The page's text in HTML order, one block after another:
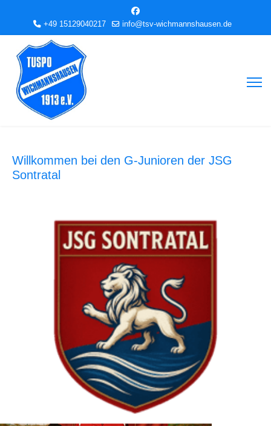
+49 15129040217 info@tsv-wichmannshausen.de
Willkommen bei den G-Junioren der JSG
Sontratal